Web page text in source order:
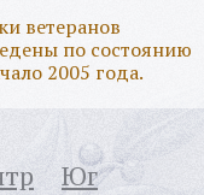
ветеранов
по состоянию
2005 года.
Юг